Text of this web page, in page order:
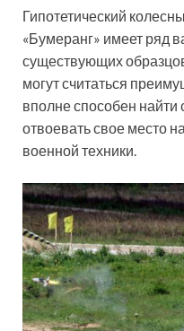
Гипотетический
«Бумеранг» имеет ряд
существующих
могут считаться
вполне способен найти
отвоевать свое место
военной техники.